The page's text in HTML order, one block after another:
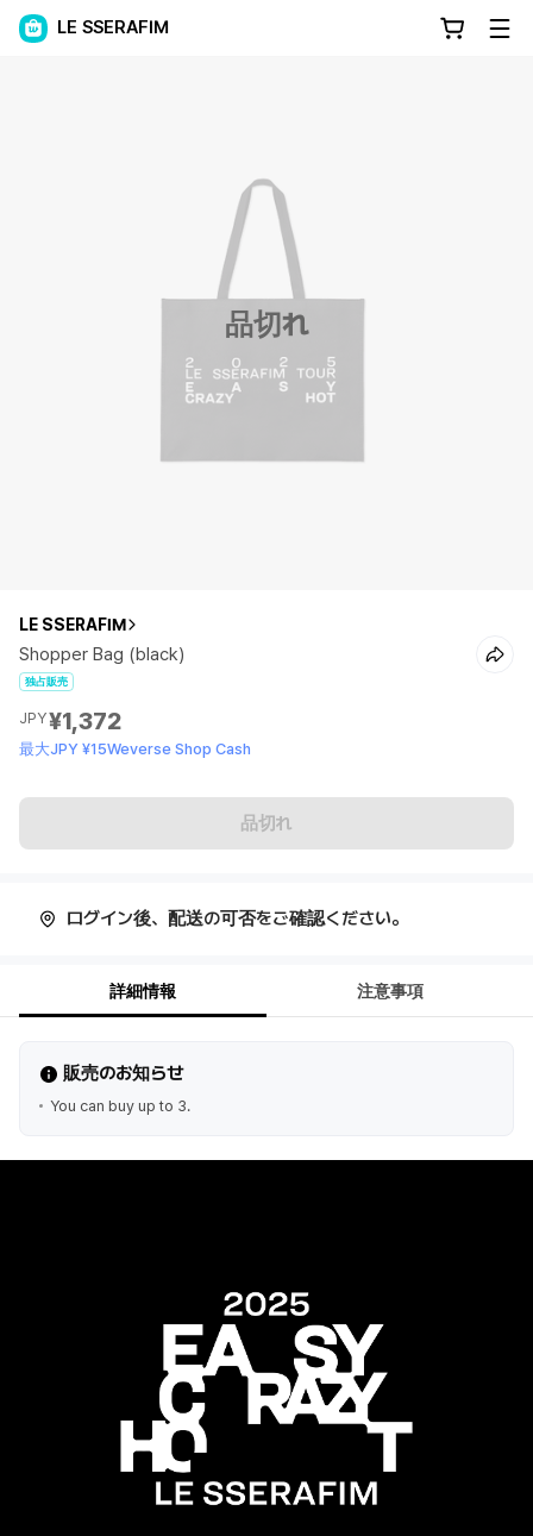
LE SSERAFIM
品切れ
LE SSERAFIM
Shopper Bag (black)
独占販売
JPY¥1,372
最大JPY ¥15Weverse Shop Cash
品切れ
ログイン後、配送の可否をご確認ください。
詳細情報 注意事項
販売のお知らせ
You can buy up to 3.